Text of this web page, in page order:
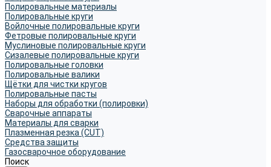
Полировальные материалы
Полировальные круги
Войлочные полировальные круги
Фетровые полировальные круги
Муслиновые полировальные круги
Cизалевые полировальные круги
Полировальные головки
Полировальные валики
Щётки для чистки кругов
Полировальные пасты
Наборы для обработки (полировки)
Сварочные аппараты
Материалы для сварки
Плазменная резка (CUT)
Средства защиты
Газосварочное оборудование
Поиск